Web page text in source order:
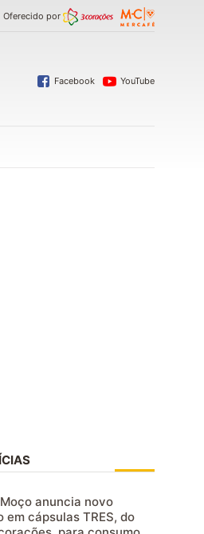
Oferecido por
Facebook YouTube
anuncia novo
em cápsulas TRES, do